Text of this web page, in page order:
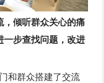
，倾听群众关心的痛
一步查找问题，改进
和群众搭建了交流